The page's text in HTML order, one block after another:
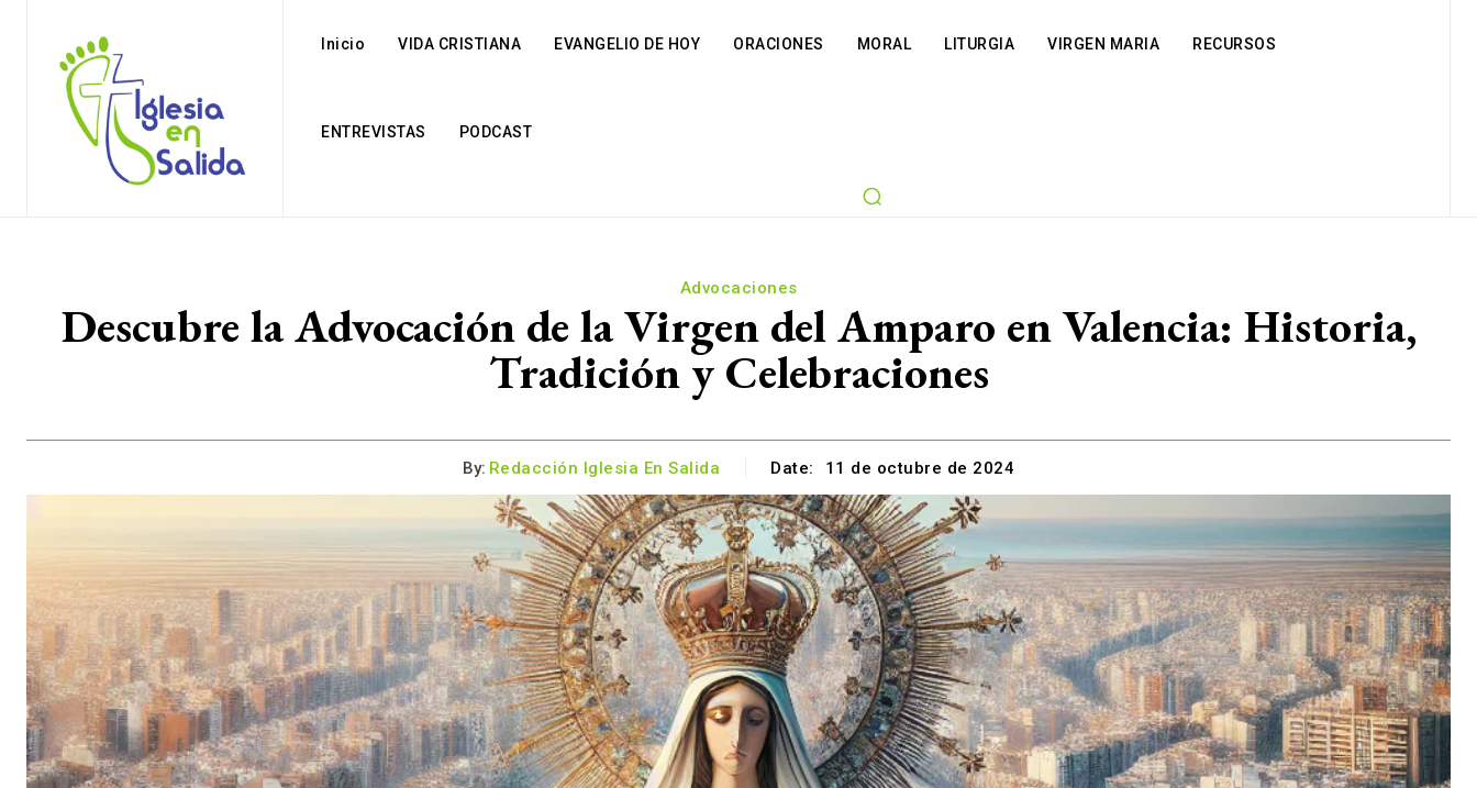
Inicio VIDA CRISTIANA EVANGELIO DE HOY ORACIONES MORAL LITURGIA VIRGEN MARIA RECURSOS
ENTREVISTAS PODCAST
Advocaciones
Descubre la Advocación de la Virgen del Amparo en Valencia: Historia,
Tradición y Celebraciones
By: Redacción Iglesia En Salida Date: 11 de octubre de 2024